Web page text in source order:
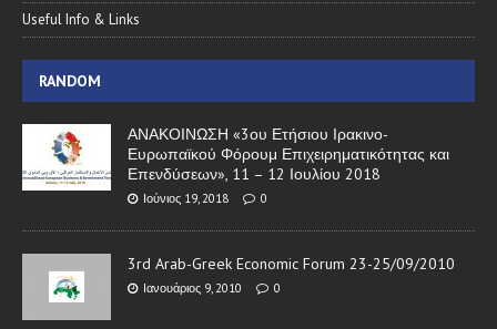
Useful Info & Links
RANDOM
ΑΝΑΚΟΙΝΩΣΗ «3ου Ετήσιου Ιρακινο-
Ευρωπαϊκού Φόρουμ Επιχειρηματικότητας και
Επενδύσεων», 11 – 12 Ιουλίου 2018
Ιούνιος 19, 2018 0
3rd Arab-Greek Economic Forum 23-25/09/2010
Ιανουάριος 9, 2010 0